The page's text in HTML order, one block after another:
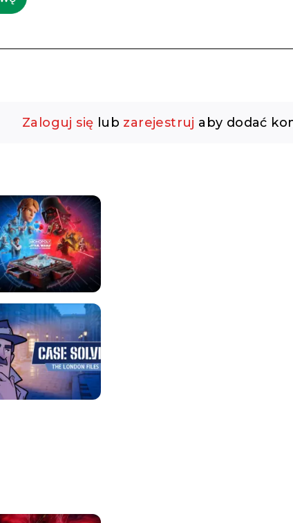
Zaloguj się lub zarejestruj aby dodać